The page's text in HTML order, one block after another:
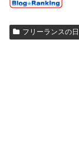
フリーランスの